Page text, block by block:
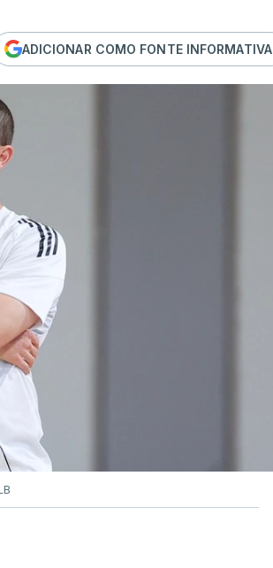
ADICIONAR COMO FONTE INFORMATIVA